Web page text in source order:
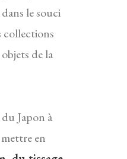
le souci
collections
de la
Japon à
en